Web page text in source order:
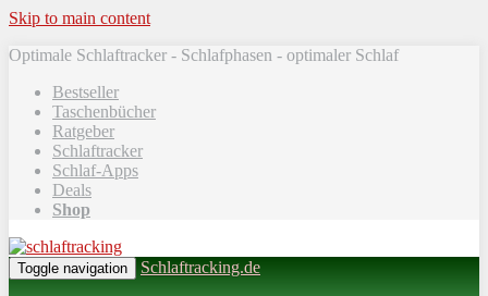
Skip to main content
Optimale Schlaftracker - Schlafphasen - optimaler Schlaf
Bestseller
Taschenbücher
Ratgeber
Schlaftracker
Schlaf-Apps
Deals
Shop
Toggle navigation Schlaftracking.de